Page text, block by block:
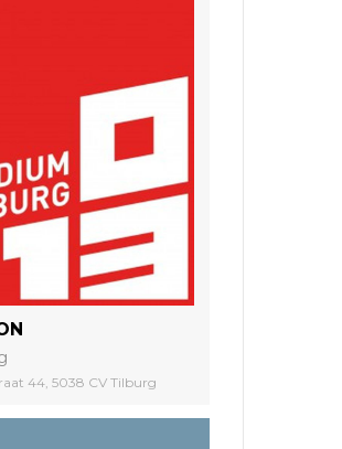
44, 5038 CV Tilburg